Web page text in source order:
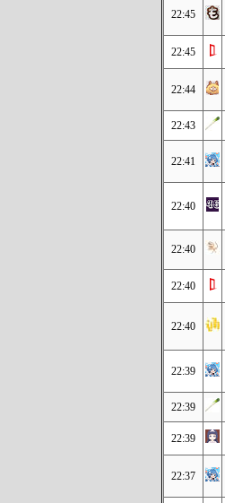
22:45
22:45
22:44
22:43
22:41
22:40
22:40
22:40
22:40
22:39
22:39
22:39
22:37